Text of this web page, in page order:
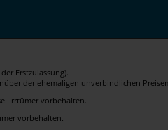
Erstzulassung).
der ehemaligen unverbindlichen
Irrtümer vorbehalten.
vorbehalten.